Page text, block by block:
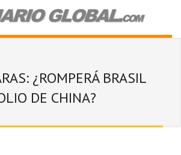
¿ROMPERÁ BRASIL
DE CHINA?